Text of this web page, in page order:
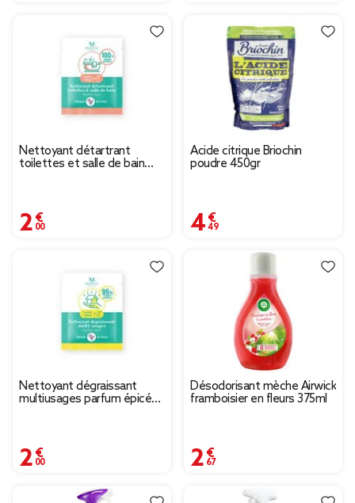
Nettoyant détartrant
toilettes et salle de bain
2,00 €
Acide citrique Briochin
poudre 450gr
4,49 €
Nettoyant dégraissant
multiusages parfum épicé
2,00 €
Désodorisant mèche Airwick
framboisier en fleurs 375ml
2,67 €